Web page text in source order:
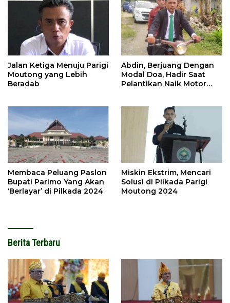
Jalan Ketiga Menuju Parigi
Moutong yang Lebih
Beradab
Abdin, Berjuang Dengan
Modal Doa, Hadir Saat
Pelantikan Naik Motor
Membaca Peluang Paslon
Bupati Parimo Yang Akan
‘Berlayar’ di Pilkada 2024
Miskin Ekstrim, Mencari
Solusi di Pilkada Parigi
Moutong 2024
Berita Terbaru